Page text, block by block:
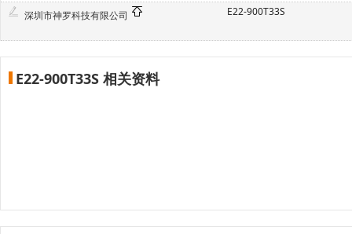
深圳市神罗科技有限公司 E22-900T33S
E22-900T33S 相关资料